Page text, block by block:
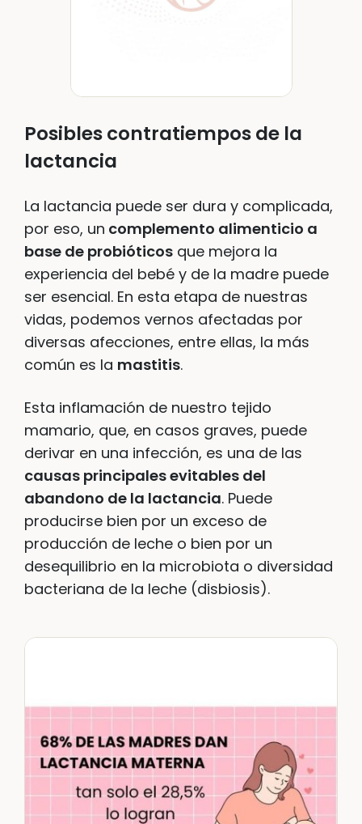
Posibles contratiempos de la
lactancia
La lactancia puede ser dura y complicada,
por eso, un complemento alimenticio a
base de probióticos que mejora la
experiencia del bebé y de la madre puede
ser esencial. En esta etapa de nuestras
vidas, podemos vernos afectadas por
diversas afecciones, entre ellas, la más
común es la mastitis.
Esta inflamación de nuestro tejido
mamario, que, en casos graves, puede
derivar en una infección, es una de las
causas principales evitables del
abandono de la lactancia. Puede
producirse bien por un exceso de
producción de leche o bien por un
desequilibrio en la microbiota o diversidad
bacteriana de la leche (disbiosis).